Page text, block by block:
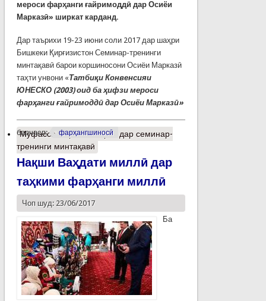
мероси фарҳанги ғайримоддӣ дар Осиёи
Марказӣ» ширкат карданд.
Дар таърихи 19-23 июни соли 2017 дар шаҳри
Бишкеки Қирғизистон Семинар-тренинги
минтақавӣ барои коршиносони Осиёи Марказӣ
таҳти унвони «Татбиқи Конвенсияи
ЮНЕСКО (2003) оид ба ҳифзи мероси
фарҳанги ғайримоддӣ дар Осиёи Марказӣ»
барчасп: фарҳангшиносӣ
Муфассалтаро Иштирок дар семинар-
тренинги минтақавӣ
Нақши Ваҳдати миллӣ дар
таҳкими фарҳанги миллӣ
Чоп шуд: 23/06/2017
Ба